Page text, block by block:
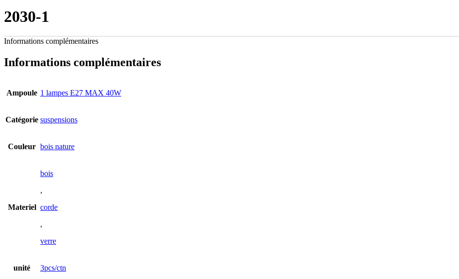
2030-1
Informations complémentaires
Informations complémentaires
Ampoule 1 lampes E27 MAX 40W
Catégorie suspensions
Couleur bois nature
Materiel
bois
,
corde
,
verre
unité 3pcs/ctn